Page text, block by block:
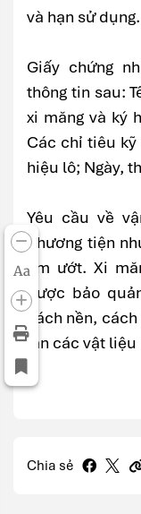
Aa
và hạn sử dụng.
Giấy chứng
thông tin sau:
xi măng và ký
Các chỉ tiêu
hiệu lô; Ngày,
Yêu cầu về
phương tiện
ẩm ướt. Xi
được bảo
cách nền,
lẫn các vật liệu
Chia sẻ